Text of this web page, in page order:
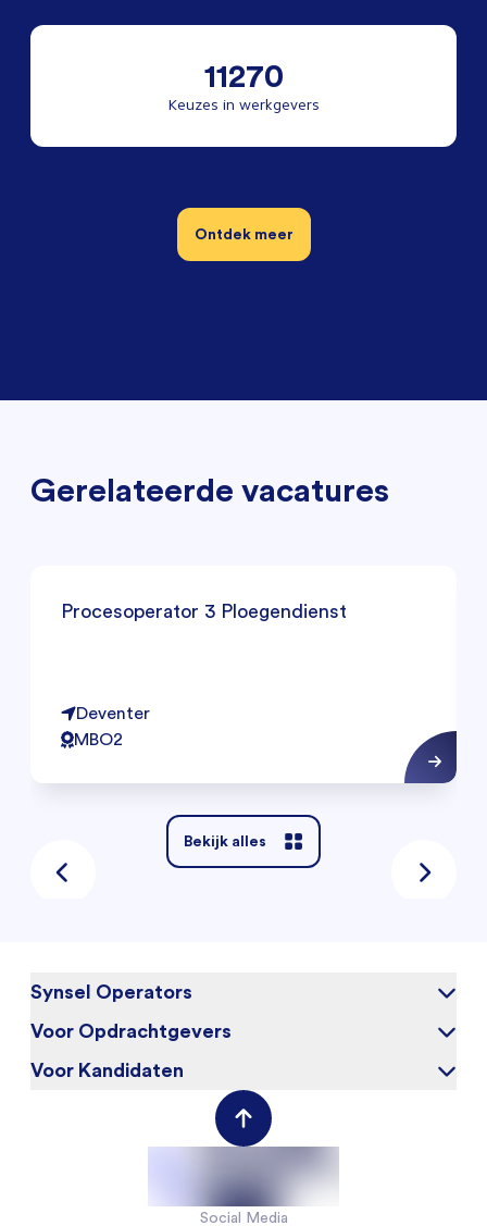
11270
Keuzes in werkgevers
Ontdek meer
Gerelateerde vacatures
Procesoperator 3 Ploegendienst
Deventer
MBO2
Bekijk alles
Synsel Operators
Over ons
Blog
Voor Opdrachtgevers
Waarom Synsel
Voor Kandidaten
Social Media